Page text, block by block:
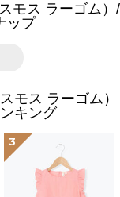
モス ラーゴム）/
ップ
モス ラーゴム）
キング
3